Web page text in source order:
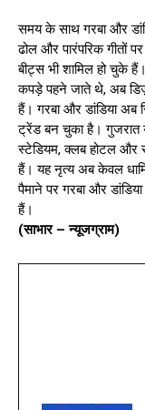
समय के साथ गरबा और
ढोल और पारंपरिक गीतों
बीट्स भी शामिल हो चुके
कपड़े पहने जाते थे, अब
हैं। गरबा और डांडिया अब
ट्रेंड बन चुका है। गुजरात
स्टेडियम, क्लब होटल और
हैं। यह नृत्य अब केवल
पैमाने पर गरबा और
हैं।
(साभार – न्यूजग्राम)